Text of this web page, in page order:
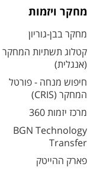
מחקר ויזמות
מחקר בבן-גוריון
קטלוג תשתיות המחקר
(אנגלית)
חיפוש מנחה - פורטל
המחקר (CRIS)
מרכז יזמות 360
BGN Technology
Transfer
פארק ההייטק